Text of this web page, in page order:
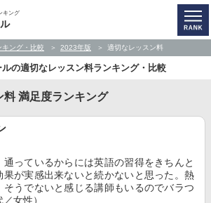
キング
ング・比較 2023年版 適切なレッスン料
ルの適切なレッスン料ランキング・比較
料 満足度ランキング
っているからには英語の習得をきちんと
果が実感出来ないと続かないと思った。熱
うでないと感じる講師もいるのでバラつ
女性）